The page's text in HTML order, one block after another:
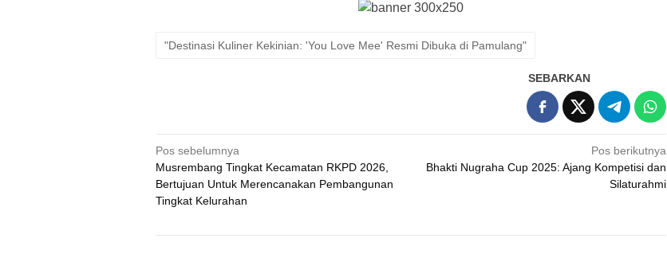
"Destinasi Kuliner Kekinian: 'You Love Mee' Resmi Dibuka di Pamulang"
SEBARKAN
Navigasi
pos
Pos sebelumnya
Musrembang Tingkat Kecamatan RKPD 2026,
Bertujuan Untuk Merencanakan Pembangunan
Tingkat Kelurahan
Pos berikutnya
Bhakti Nugraha Cup 2025: Ajang Kompetisi dan
Silaturahmi